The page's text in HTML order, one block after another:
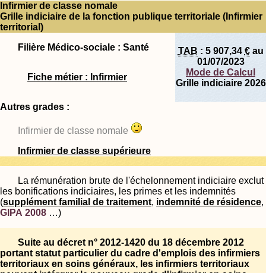
Infirmier de classe nomale
Grille indiciaire de la fonction publique territoriale (Infirmier
territorial)
Filière Médico-sociale : Santé
Fiche métier : Infirmier
TAB : 5 907,34 €au
01/07/2023
Mode de Calcul
Grille indiciaire 2026
Autres grades :
Infirmier de classe nomale
Infirmier de classe supérieure
La rémunération brute de l'échelonnement indiciaire exclut
les bonifications indiciaires, les primes et les indemnités
(supplément familial de traitement, indemnité de résidence,
GIPA 2008 …)
Suite au décret n° 2012-1420 du 18 décembre 2012
portant statut particulier du cadre d'emplois des infirmiers
territoriaux en soins généraux, les infirmiers territoriaux